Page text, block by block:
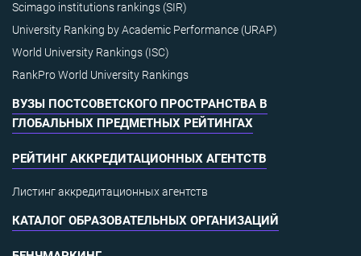
Scimago institutions rankings (SIR)
University Ranking by Academic Performance (URAP)
World University Rankings (ISC)
RankPro World University Rankings
ВУЗЫ ПОСТСОВЕТСКОГО ПРОСТРАНСТВА В
ГЛОБАЛЬНЫХ ПРЕДМЕТНЫХ РЕЙТИНГАХ
РЕЙТИНГ АККРЕДИТАЦИОННЫХ АГЕНТСТВ
Листинг аккредитационных агентств
КАТАЛОГ ОБРАЗОВАТЕЛЬНЫХ ОРГАНИЗАЦИЙ